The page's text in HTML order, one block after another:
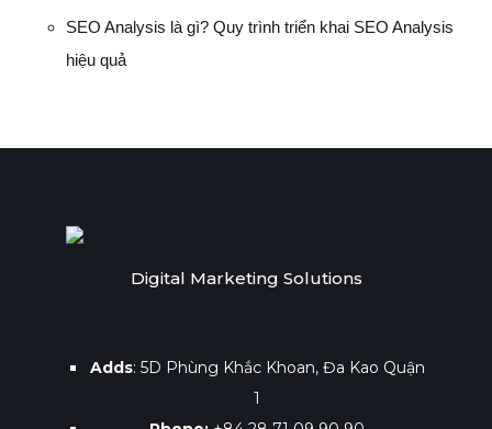
SEO Analysis là gì? Quy trình triển khai SEO Analysis
hiệu quả
Digital Marketing Solutions
Adds: 5D Phùng Khắc Khoan, Đa Kao Quận
1